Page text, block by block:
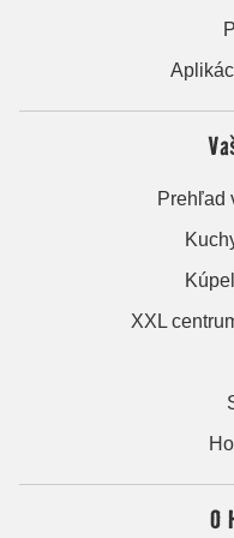
Prehľad
XXL
O